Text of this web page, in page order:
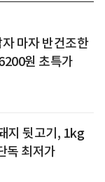
마자 반건조한
원 초특가
지 뒷고기, 1kg
독 최저가